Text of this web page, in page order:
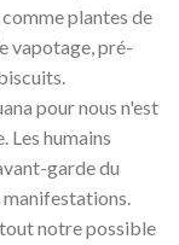
plantes de
vapotage, pré-
pour nous n'est
Les humains
garde du
notre possible